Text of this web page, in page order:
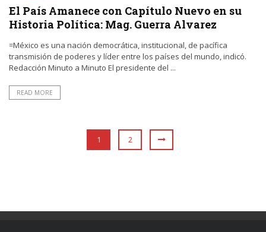
El País Amanece con Capítulo Nuevo en su
Historia Política: Mag. Guerra Alvarez
=México es una nación democrática, institucional, de pacífica
transmisión de poderes y líder entre los países del mundo, indicó.
Redacción Minuto a Minuto El presidente del ...
READ MORE
1 2